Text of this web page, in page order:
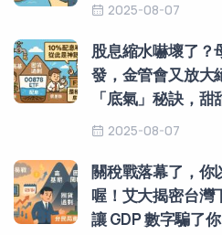
2025-08-07
股息縮水嚇壞了？
發，金管會又放大
「底氣」秘訣，甜
2025-08-07
關稅戰落幕了，你
喔！艾大揭密台灣
讓 GDP 數字騙了你